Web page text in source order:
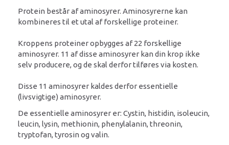
Protein består af aminosyrer. Aminosyrerne kan
kombineres til et utal af forskellige proteiner.
Kroppens proteiner opbygges af 22 forskellige
aminosyrer. 11 af disse aminosyrer kan din krop ikke
selv producere, og de skal derfor tilføres via kosten.
Disse 11 aminosyrer kaldes derfor essentielle
(livsvigtige) aminosyrer.
De essentielle aminosyrer er: Cystin, histidin, isoleucin,
leucin, lysin, methionin, phenylalanin, threonin,
tryptofan, tyrosin og valin.